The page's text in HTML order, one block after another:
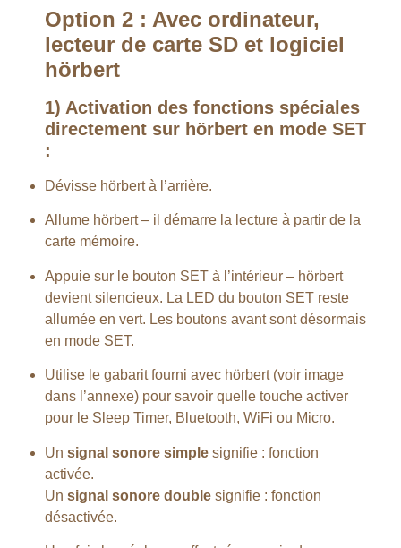
Option 2 : Avec ordinateur,
lecteur de carte SD et logiciel
hörbert
1) Activation des fonctions spéciales
directement sur hörbert en mode SET
:
Dévisse hörbert à l’arrière.
Allume hörbert – il démarre la lecture à partir de la
carte mémoire.
Appuie sur le bouton SET à l’intérieur – hörbert
devient silencieux. La LED du bouton SET reste
allumée en vert. Les boutons avant sont désormais
en mode SET.
Utilise le gabarit fourni avec hörbert (voir image
dans l’annexe) pour savoir quelle touche activer
pour le Sleep Timer, Bluetooth, WiFi ou Micro.
Un signal sonore simple signifie : fonction
activée.
Un signal sonore double signifie : fonction
désactivée.